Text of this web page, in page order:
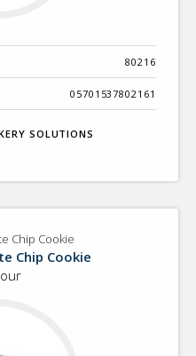
80216
05701537802161
Chip Cookie
Chip Cookie